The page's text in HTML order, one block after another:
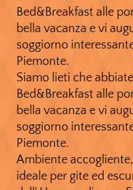
Bed&Breakfast alle
bella vacanza e vi
soggiorno
Piemonte.
Siamo lieti che
Bed&Breakfast alle
bella vacanza e vi
soggiorno
Piemonte.
Ambiente
ideale per gite ed